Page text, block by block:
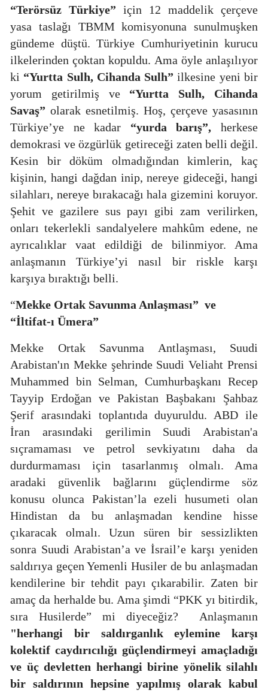
“Terörsüz Türkiye” için 12 maddelik çerçeve
yasa taslağı TBMM komisyonuna sunulmuşken
gündeme düştü. Türkiye Cumhuriyetinin kurucu
ilkelerinden çoktan kopuldu. Ama öyle anlaşılıyor
ki “Yurtta Sulh, Cihanda Sulh” ilkesine yeni bir
yorum getirilmiş ve “Yurtta Sulh, Cihanda
Savaş” olarak esnetilmiş. Hoş, çerçeve yasasının
Türkiye’ye ne kadar “yurda barış”, herkese
demokrasi ve özgürlük getireceği zaten belli değil.
Kesin bir döküm olmadığından kimlerin, kaç
kişinin, hangi dağdan inip, nereye gideceği, hangi
silahları, nereye bırakacağı hala gizemini koruyor.
Şehit ve gazilere sus payı gibi zam verilirken,
onları tekerlekli sandalyelere mahkûm edene, ne
ayrıcalıklar vaat edildiği de bilinmiyor. Ama
anlaşmanın Türkiye’yi nasıl bir riskle karşı
karşıya bıraktığı belli.
“Mekke Ortak Savunma Anlaşması” ve
“İltifat-ı Ümera”
Mekke Ortak Savunma Antlaşması, Suudi
Arabistan'ın Mekke şehrinde Suudi Veliaht Prensi
Muhammed bin Selman, Cumhurbaşkanı Recep
Tayyip Erdoğan ve Pakistan Başbakanı Şahbaz
Şerif arasındaki toplantıda duyuruldu. ABD ile
İran arasındaki gerilimin Suudi Arabistan'a
sıçramaması ve petrol sevkiyatını daha da
durdurmaması için tasarlanmış olmalı. Ama
aradaki güvenlik bağlarını güçlendirme söz
konusu olunca Pakistan’la ezeli husumeti olan
Hindistan da bu anlaşmadan kendine hisse
çıkaracak olmalı. Uzun süren bir sessizlikten
sonra Suudi Arabistan’a ve İsrail’e karşı yeniden
saldırıya geçen Yemenli Husiler de bu anlaşmadan
kendilerine bir tehdit payı çıkarabilir. Zaten bir
amaç da herhalde bu. Ama şimdi “PKK yı bitirdik,
sıra Husilerde” mi diyeceğiz?
Anlaşmanın
"herhangi bir saldırganlık eylemine karşı
kolektif caydırıcılığı güçlendirmeyi amaçladığı
ve üç devletten herhangi birine yönelik silahlı
bir saldırının hepsine yapılmış olarak kabul